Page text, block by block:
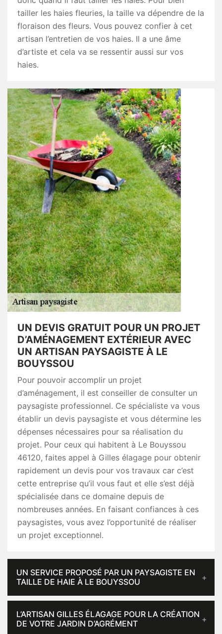
tailler les haies fleuries, la taille va dépendre de la
floraison des fleurs. Vous pouvez confier à cet
artisan l’entretien de vos haies. Il a une âme
d’artiste et cela va se ressentir aussi sur vos
haies.
UN DEVIS GRATUIT POUR UN PROJET
D’AMÉNAGEMENT EXTÉRIEUR AVEC
UN ARTISAN PAYSAGISTE À LE
BOUYSSOU
Pour pouvoir accomplir un projet
d’aménagement, il est conseiller de consulter un
paysagiste professionnel. Ce spécialiste va vous
établir un devis paysagiste et vous détermine les
dépenses nécessaires pour sa réalisation du
projet. Pour ceux qui habitent à Le Bouyssou
46120, faites appel à Gilles élagage pour obtenir
rapidement un devis pour vos travaux car c’est
cette entreprise qu’il vous faut et elle s’est déjà
spécialisée dans ce domaine depuis de
nombreuses années. En faisant confiances à ces
paysagistes, vous avez l’opportunité de réaliser
un projet exceptionnel.
UN SERVICE PROPOSÉ PAR UN PAYSAGISTE EN
TAILLE DE HAIE À LE BOUYSSOU
L’ARTISAN GILLES ÉLAGAGE POUR LA CRÉATION
DE VOTRE JARDIN D’AGRÉMENT